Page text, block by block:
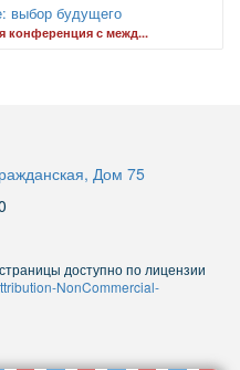
выбор будущего
конференция с межд...
Дом 75
доступно по лицензии
NonCommercial-